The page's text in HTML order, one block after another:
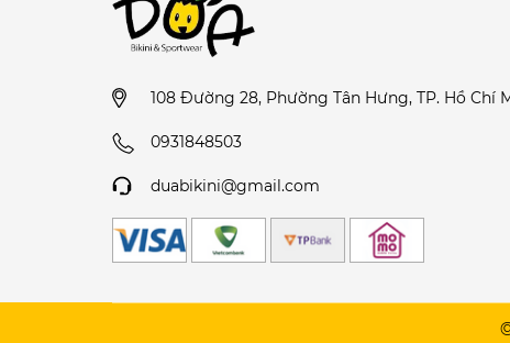
108 Đường 28, Phường Tân Hưng, TP. Hồ Chí
0931848503
duabikini@gmail.com